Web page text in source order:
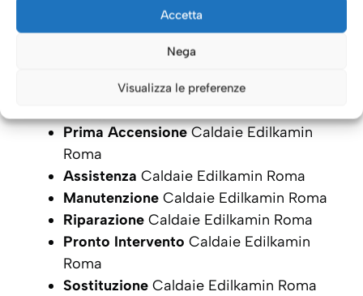
Accetta
Nega
Visualizza le preferenze
Prima AccensioneCaldaie Edilkamin
Roma
Assistenza Caldaie Edilkamin Roma
Manutenzione Caldaie Edilkamin Roma
Riparazione Caldaie Edilkamin Roma
Pronto Intervento Caldaie Edilkamin
Roma
Sostituzione Caldaie Edilkamin Roma